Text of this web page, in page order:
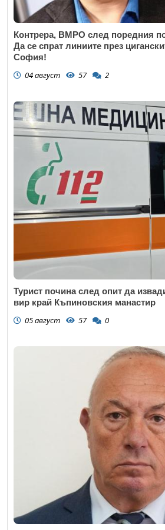
Контрера, ВМРО след поредния
Да се спрат линиите през
София!
04 август 57 2
Турист почина след опит да
вир край Къпиновския манастир
05 август 57 0